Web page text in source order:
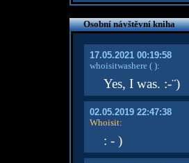
Osobní návštěvní kniha
17.05.2021 00:19:58
whoisitwashere( ):
Yes, I was. :-¨)
02.05.2019 22:47:38
Whoisit:
: - )